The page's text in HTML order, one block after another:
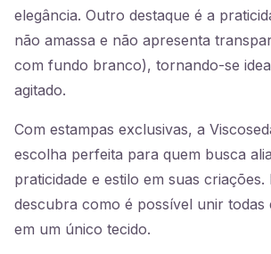
elegância. Outro destaque é a
não amassa e não apresenta
com fundo branco), tornando-se
agitado.
Com estampas exclusivas, a
escolha perfeita para quem busca
praticidade e estilo em suas criações.
descubra como é possível unir todas
em um único tecido.